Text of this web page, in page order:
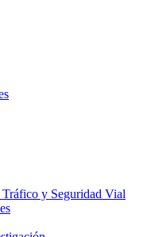
y Seguridad Vial